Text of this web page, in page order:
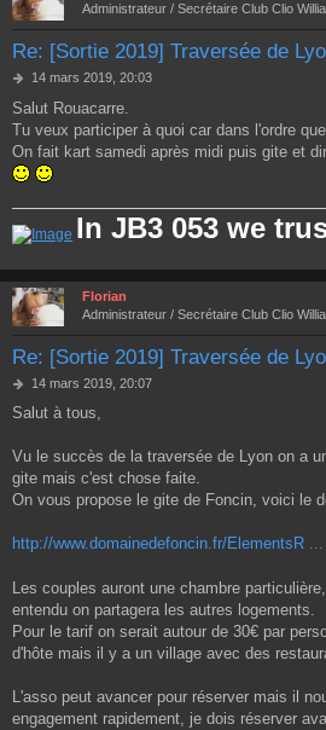
Administrateur / Secrétaire Club Clio
Re: [Sortie 2019] Traversée de
M
s
s
a
g
e
14 mars 2019, 20:03
Salut Rouacarre.
Tu veux participer à quoi car dans l'ordre
On fait kart samedi après midi puis gite et
In JB3 053 we
Florian
Administrateur / Secrétaire Club Clio
Re: [Sortie 2019] Traversée de
M
s
a
g
14 mars 2019, 20:07
Salut à tous,
Vu le succès de la traversée de Lyon on a
gite mais c'est chose faite.
On vous propose le gite de Foncin, voici le
http://www.domainedefoncin.fr/ElementsR
Les couples auront une chambre
entendu on partagera les autres logements.
Pour le tarif on serait autour de 30€ par
d'hôte mais il y a un village avec des
L'asso peut avancer pour réserver mais il
engagement rapidement, je dois réserver